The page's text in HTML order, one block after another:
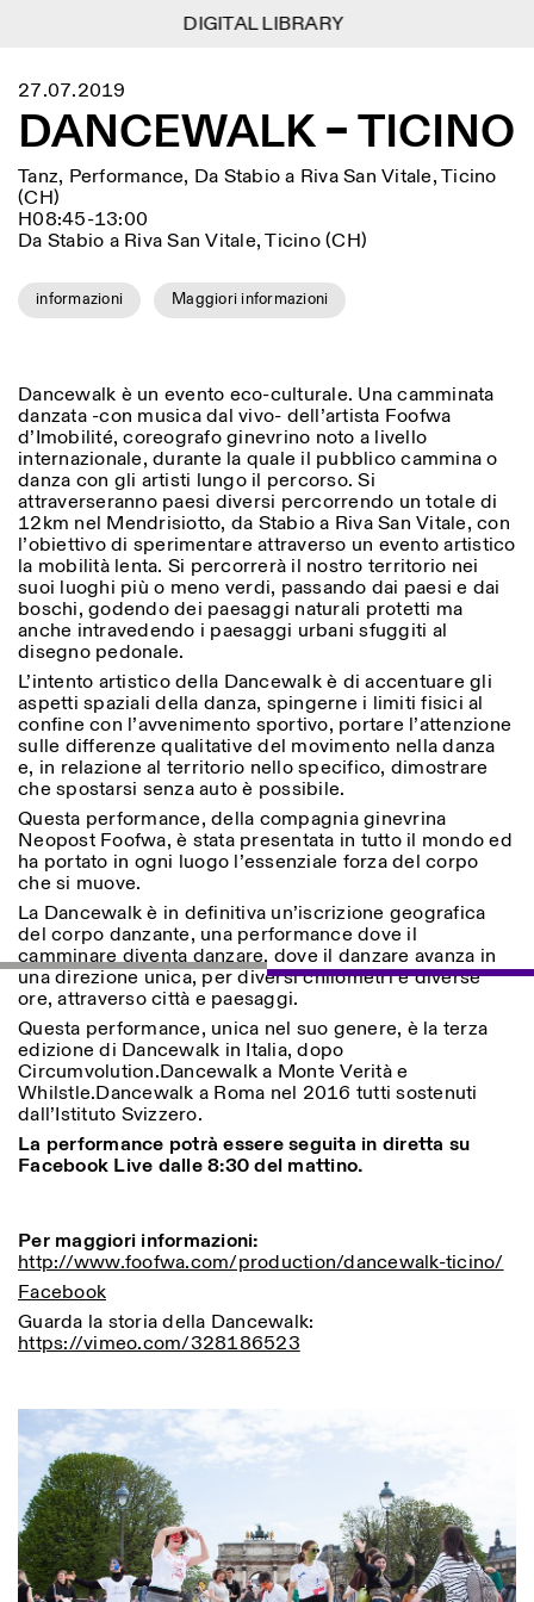
Menu
Lingua EN IT DE
FR
Kalender
Istituto Svizzero
Forschung
Archiv
Blog
Andere Tätigkeiten
NEWSLETTER
Melden Sie sich für unseren Newsletter an, damit Sie
stets auf dem Laufenden über unsere Veranstaltungen
sind
Facebook Instagram Linkedin Vimeo
Privacy Policy
Informationen
ISTITUTO SVIZZERO
ROM
Villa Maraini
Via Ludovisi 48
00187 Roma
roma@istitutosvizzero.it
Verkehrsmitteln: Das
Istituto Svizzero befindet
ÖFFNUNGSZEITEN DER
REZEPTION:
MO-FR
09:00–13:30, 14:30–18:00
ÖFFNUNGSZEITEN DER
AUSSTELLUNG
Atlas Studios
Mittwoch/Freitag: 14:30–
18:30
Donnerstag: 14:30–20:00
Samstag/Sonntag: 11:00–
18:30
FÜHRUNGEN:
Nur auf Anfrage
Preise: 10€ pro Person
Für Reservierung:
visite@istitutosvizzero.it
Tiere haben keinen Zutritt
oppure Tiere verboten
milano@istitutosvizzero.it
ÖFFNUNGSZEITEN DER
AUSSTELLUNG:
I’ll miss you when I scroll
away
Montag/Freitag: 11:00–
Sonntag: geschlossen
Filtern
Area
Reset
Kunst
Residenzen Wissenschaften
Ort
Rom
All
Anthropologie
Archaelogie
Architektur
Kunst
Astrophysik
Buchpräsentation
More Options...
Length
1
> 1
27.07.2019
DANCEWALK – TICINO
Tanz, Performance, Da Stabio a Riva San Vitale, Ticino
(CH)
H08:45-13:00
Da Stabio a Riva San Vitale, Ticino (CH)
informazioni Maggiori informazioni
Dancewalk è un evento eco-culturale. Una camminata
danzata -con musica dal vivo- dell’artista Foofwa
d’Imobilité, coreografo ginevrino noto a livello
internazionale, durante la quale il pubblico cammina o
danza con gli artisti lungo il percorso. Si
attraverseranno paesi diversi percorrendo un totale di
12km nel Mendrisiotto, da Stabio a Riva San Vitale, con
l’obiettivo di sperimentare attraverso un evento artistico
la mobilità lenta. Si percorrerà il nostro territorio nei
suoi luoghi più o meno verdi, passando dai paesi e dai
boschi, godendo dei paesaggi naturali protetti ma
anche intravedendo i paesaggi urbani sfuggiti al
disegno pedonale.
L’intento artistico della Dancewalk è di accentuare gli
aspetti spaziali della danza, spingerne i limiti fisici al
confine con l’avvenimento sportivo, portare l’attenzione
sulle differenze qualitative del movimento nella danza
e, in relazione al territorio nello specifico, dimostrare
che spostarsi senza auto è possibile.
Questa performance, della compagnia ginevrina
Neopost Foofwa, è stata presentata in tutto il mondo ed
ha portato in ogni luogo l’essenziale forza del corpo
che si muove.
La Dancewalk è in definitiva un’iscrizione geografica
del corpo danzante, una performance dove il
camminare diventa danzare, dove il danzare avanza in
una direzione unica, per diversi chilometri e diverse
ore, attraverso città e paesaggi.
Questa performance, unica nel suo genere, è la terza
edizione di Dancewalk in Italia, dopo
Circumvolution.Dancewalk a Monte Verità e
Whilstle.Dancewalk a Roma nel 2016 tutti sostenuti
dall’Istituto Svizzero.
La performance potrà essere seguita in diretta su
Facebook Live dalle 8:30 del mattino.
Per maggiori informazioni:
http://www.foofwa.com/production/dancewalk-ticino/
Facebook
Guarda la storia della Dancewalk:
https://vimeo.com/328186523
DIGITAL LIBRARY
DIGITAL LIBRARY